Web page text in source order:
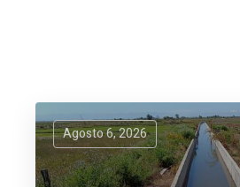
Agosto 6, 2026